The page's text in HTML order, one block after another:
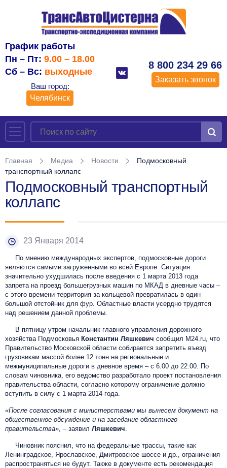
График работы
Пн – Пт: 9.00 – 18.00
Сб – Вс: выходные
Ваш город:
Челябинск
8 800 234 29 66
Заказать звонок
Главная Медиа Новости
Подмосковный
транспортный коллапс
Подмосковный транспортный
коллапс
23 Января 2014
По мнению международных экспертов, подмосковные дороги
являются самыми загруженными во всей Европе. Ситуация
значительно ухудшилась после введения с 1 марта 2013 года
запрета на проезд большегрузных машин по МКАД в дневные часы –
с этого времени территория за кольцевой превратилась в один
большой отстойник для фур. Областные власти усердно трудятся
над решением данной проблемы.
В пятницу утром начальник главного управления дорожного
хозяйства Подмосковья Константин Ляшкевич сообщил M24.ru, что
Правительство Московской области собирается запретить въезд
грузовикам массой более 12 тонн на региональные и
межмуниципальные дороги в дневное время – с 6.00 до 22.00. По
словам чиновника, его ведомство разработало проект постановления
правительства области, согласно которому ограничение должно
вступить в силу с 1 марта 2014 года.
«После согласования с министерствами мы вынесем документ на
общественное обсуждение и на заседание областного
правительства» , – заявил Ляшкевич
Чиновник пояснил, что на федеральные трассы, такие как
Ленинградское, Ярославское, Дмитровское шоссе и др., ограничения
распространяться не будут. Также в документе есть рекомендация